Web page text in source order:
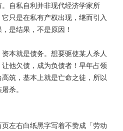
自私自利并非现代经济学家所
只是在私有产权出现，继而引入
是结果，不是原因！
本就是债务。想要驱使某人杀人
他欠债，成为负债者！早年占领
筑，基本上就是亡命之徒，所以
杀。
左右白纸黑字写着不赞成「劳动